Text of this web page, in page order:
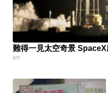
難得一見太空奇景
8/5